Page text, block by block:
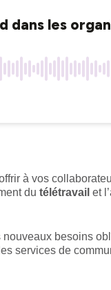
à vos
dutélétravailet
nouveaux besoins
services de